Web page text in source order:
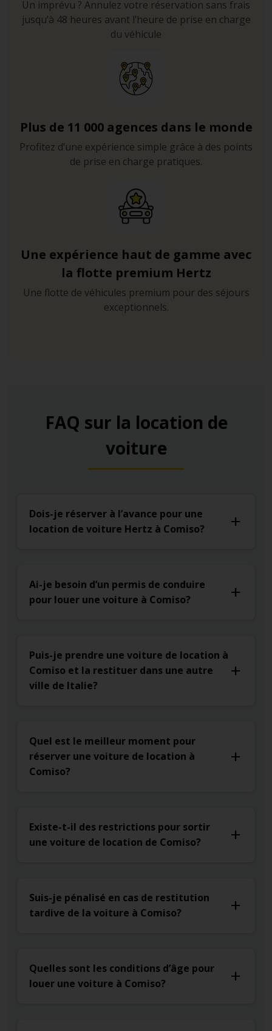
sont obligatoires même en plein jour.
systématiquement la carte bancaire. Prévoyez de
l’argent liquide, au cas où.
Les fonds peu profonds de cette partie de la Sicile
attirent ici les nageurs plutôt prudents et les familles
avec de jeunes enfants.
– Entre Raguse et Modica, les deux
interminables plages de sable fin de Donnalucata sont
bien aménagées et attirent notamment les familles, car
Scoglitti – Plusieurs petites criques sauvages et peu
fréquentées vous attendent les bras ouverts le long de
– Entre deux criques rocheuses qui ne
Un imprévu ? Annulez votre réservation sans frais
jusqu’à 48 heures avant l’heure de prise en charge
du véhicule
Plus de 11 000 agences dans le monde
Profitez d’une expérience simple grâce à des points
de prise en charge pratiques.
Une expérience haut de gamme avec
la flotte premium Hertz
Une flotte de véhicules premium pour des séjours
exceptionnels.
FAQ sur la location de
voiture
Dois-je réserver à l’avance pour une
location de voiture Hertz à Comiso?
Ai-je besoin d’un permis de conduire
pour louer une voiture à Comiso?
Puis-je prendre une voiture de location à
Comiso et la restituer dans une autre
ville de Italie?
Quel est le meilleur moment pour
réserver une voiture de location à
Comiso?
Existe-t-il des restrictions pour sortir
une voiture de location de Comiso?
Suis-je pénalisé en cas de restitution
tardive de la voiture à Comiso?
Quelles sont les conditions d’âge pour
louer une voiture à Comiso?